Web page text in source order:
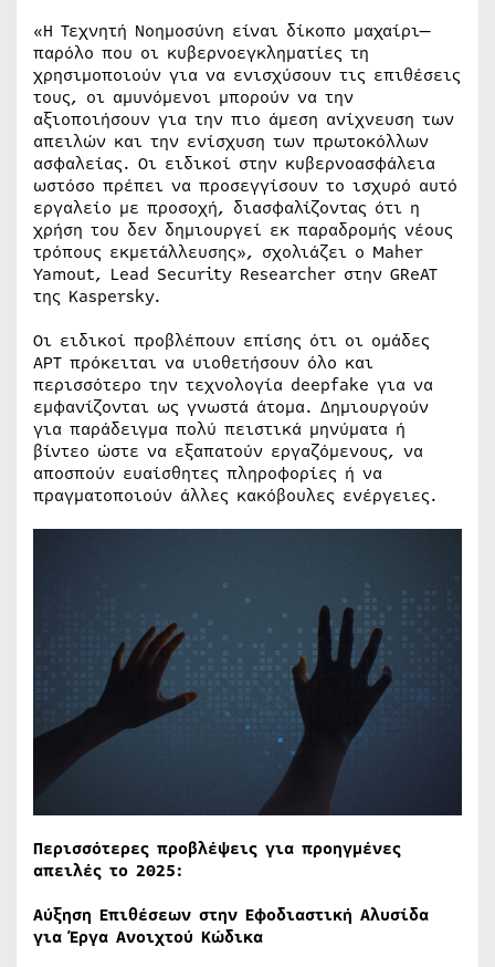
«Η Τεχνητή Νοημοσύνη είναι δίκοπο μαχαίρι—
παρόλο που οι κυβερνοεγκληματίες τη
χρησιμοποιούν για να ενισχύσουν τις επιθέσεις
τους, οι αμυνόμενοι μπορούν να την
αξιοποιήσουν για την πιο άμεση ανίχνευση των
απειλών και την ενίσχυση των πρωτοκόλλων
ασφαλείας. Οι ειδικοί στην κυβερνοασφάλεια
ωστόσο πρέπει να προσεγγίσουν το ισχυρό αυτό
εργαλείο με προσοχή, διασφαλίζοντας ότι η
χρήση του δεν δημιουργεί εκ παραδρομής νέους
τρόπους εκμετάλλευσης», σχολιάζει ο Maher
Yamout, Lead Security Researcher στην GReAT
της Kaspersky.
Οι ειδικοί προβλέπουν επίσης ότι οι ομάδες
APT πρόκειται να υιοθετήσουν όλο και
περισσότερο την τεχνολογία deepfake για να
εμφανίζονται ως γνωστά άτομα. Δημιουργούν
για παράδειγμα πολύ πειστικά μηνύματα ή
βίντεο ώστε να εξαπατούν εργαζόμενους, να
αποσπούν ευαίσθητες πληροφορίες ή να
πραγματοποιούν άλλες κακόβουλες ενέργειες.
Περισσότερες προβλέψεις για προηγμένες
απειλές το 2025:
Αύξηση Επιθέσεων στην Εφοδιαστική Αλυσίδα
για Έργα Ανοιχτού Κώδικα